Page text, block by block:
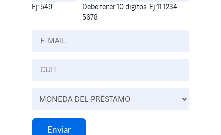
Ej: 549
Debe tener 10 digitos. Ej:11 1234
5678
Enviar